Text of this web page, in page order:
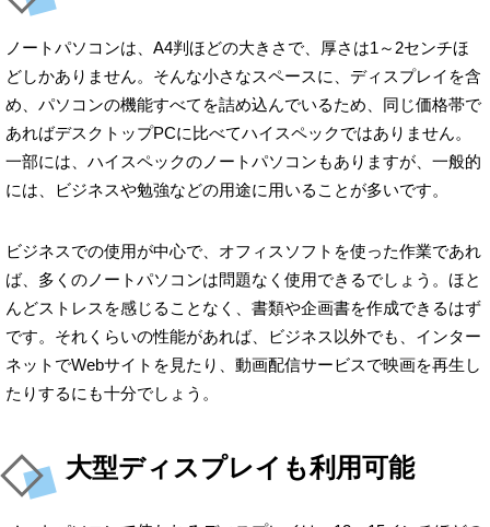
ノートパソコンは、A4判ほどの大きさで、厚さは1～2センチほ
どしかありません。そんな小さなスペースに、ディスプレイを含
め、パソコンの機能すべてを詰め込んでいるため、同じ価格帯で
あればデスクトップPCに比べてハイスペックではありません。
一部には、ハイスペックのノートパソコンもありますが、一般的
には、ビジネスや勉強などの用途に用いることが多いです。
ビジネスでの使用が中心で、オフィスソフトを使った作業であれ
ば、多くのノートパソコンは問題なく使用できるでしょう。ほと
んどストレスを感じることなく、書類や企画書を作成できるはず
です。それくらいの性能があれば、ビジネス以外でも、インター
ネットでWebサイトを見たり、動画配信サービスで映画を再生し
たりするにも十分でしょう。
大型ディスプレイも利用可能